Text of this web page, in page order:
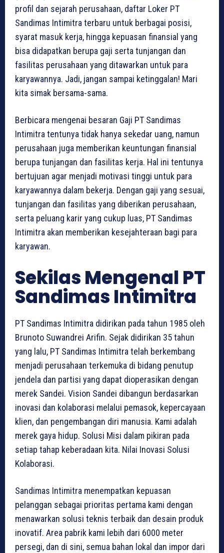
profil dan sejarah perusahaan, daftar Loker PT
Sandimas Intimitra terbaru untuk berbagai posisi,
syarat masuk kerja, hingga kepuasan finansial yang
bisa didapatkan berupa gaji serta tunjangan dan
fasilitas perusahaan yang ditawarkan untuk para
karyawannya. Jadi, jangan sampai ketinggalan! Mari
kita simak bersama-sama.
Berbicara mengenai besaran Gaji PT Sandimas
Intimitra tentunya tidak hanya sekedar uang, namun
perusahaan juga memberikan keuntungan finansial
berupa tunjangan dan fasilitas kerja. Hal ini tentunya
bertujuan agar menjadi motivasi tinggi untuk para
karyawannya dalam bekerja. Dengan gaji yang sesuai,
tunjangan dan fasilitas yang diberikan perusahaan,
serta peluang karir yang cukup luas, PT Sandimas
Intimitra akan memberikan kesejahteraan bagi para
karyawan.
Sekilas Mengenal PT
Sandimas Intimitra
PT Sandimas Intimitra didirikan pada tahun 1985 oleh
Brunoto Suwandrei Arifin. Sejak didirikan 35 tahun
yang lalu, PT Sandimas Intimitra telah berkembang
menjadi perusahaan terkemuka di bidang penutup
jendela dan partisi yang dapat dioperasikan dengan
merek Sandei. Vision Sandei dibangun berdasarkan
inovasi dan kolaborasi melalui pemasok, kepercayaan
klien, dan pengembangan diri manusia. Kami adalah
merek gaya hidup. Solusi Misi dalam pikiran pada
setiap tahap keberadaan kita. Nilai Inovasi Solusi
Kolaborasi.
Sandimas Intimitra menempatkan kepuasan
pelanggan sebagai prioritas pertama kami dengan
menawarkan solusi teknis terbaik dan desain produk
inovatif. Area pabrik kami lebih dari 6000 meter
persegi, dan di sini, semua bahan lokal dan impor dari